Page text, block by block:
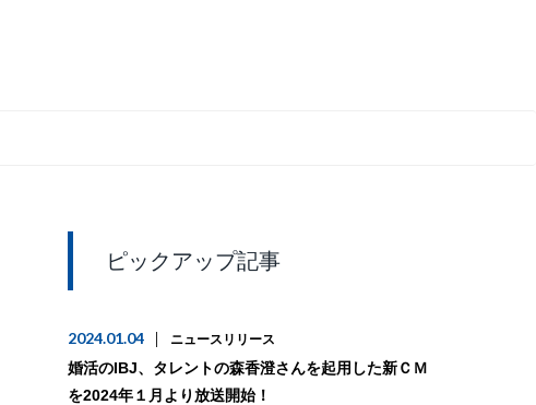
ピックアップ記事
2024.01.04 ニュースリリース
婚活のIBJ、タレントの森香澄さんを起用した新ＣＭ
を2024年１月より放送開始！